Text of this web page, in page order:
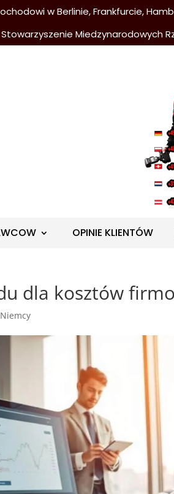
w Berlinie, Frankfurcie,
Stowarzyszenie Miedzynarodowych
OPINIE KLIENTÓW
dla kosztów